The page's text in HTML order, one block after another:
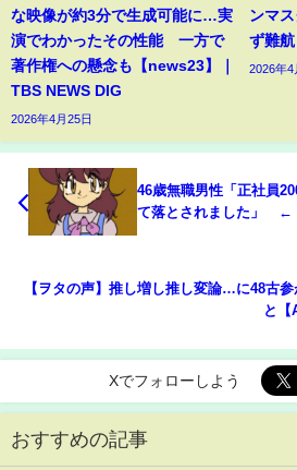
な映像が約3分で生成可能に…実
演でわかったその性能 一方で
著作権への懸念も【news23】｜
TBS NEWS DIG
2026年4月25日
ンマ
ず難
2026年4
46歳無職男性「正社員
て落とされました」 ←
【ヲタの声】推し増し推し変論…に48古参
と【
Xでフォローしよう
おすすめの記事